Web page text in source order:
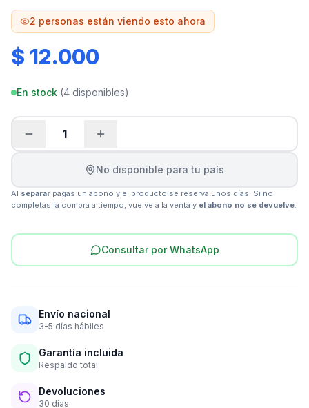
2 personas están viendo esto ahora
$ 12.000
En stock (4 disponibles)
1
No disponible para tu país
Al separar pagas un abono y el producto se reserva unos días. Si no
completas la compra a tiempo, vuelve a la venta y el abono no se devuelve.
Consultar por WhatsApp
Envío nacional
3-5 días hábiles
Garantía incluida
Respaldo total
Devoluciones
30 días